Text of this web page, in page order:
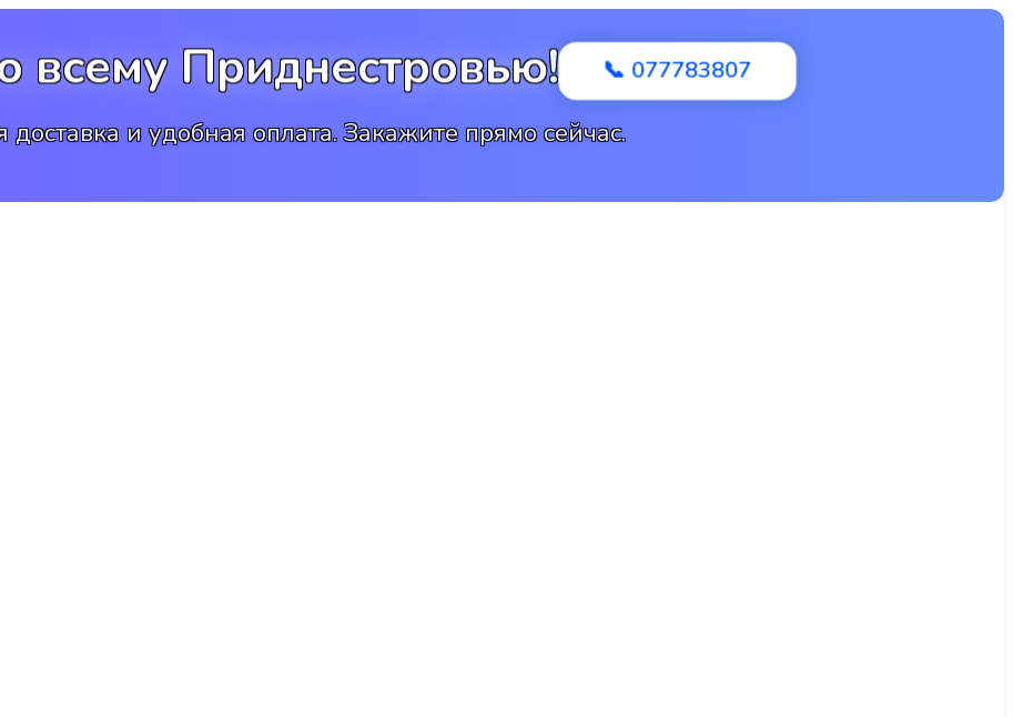
всему Приднестровью! 📞 077783807
доставка и удобная оплата. Закажите прямо сейчас.